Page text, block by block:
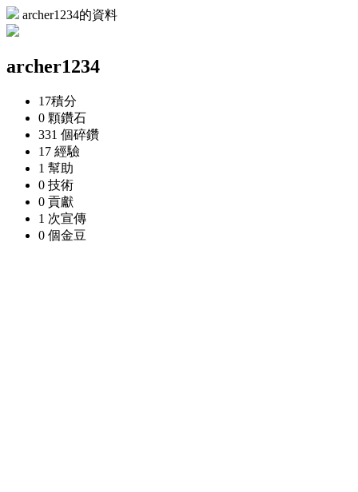
archer1234的資料
archer1234
17積分
0 顆鑽石
331 個碎鑽
17 經驗
1 幫助
0 技術
0 貢獻
1 次宣傳
0 個金豆